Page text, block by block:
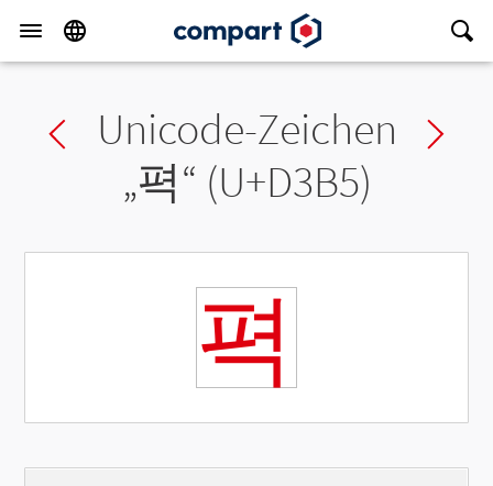
Previous char
Unicode-Zeichen
„펵“ (U+D3B5)
펵